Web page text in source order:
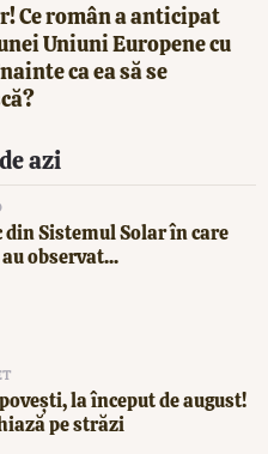
Ce român a anticipat
Uniuni Europene cu
ca ea să se
azi
din Sistemul Solar în care
observat...
la început de august!
pe străzi